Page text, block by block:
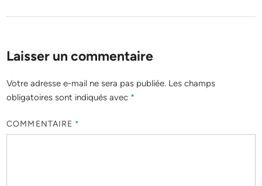
Laisser un commentaire
Votre adresse e-mail ne sera pas publiée. Les champs
obligatoires sont indiqués avec *
COMMENTAIRE *